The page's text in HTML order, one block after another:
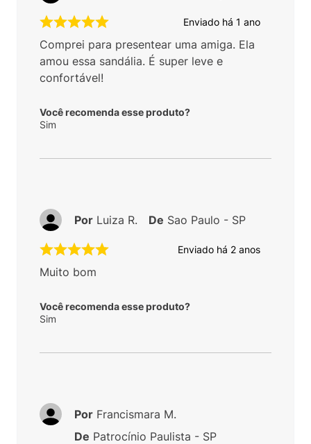
Enviado há 1 ano
Comprei para presentear uma amiga. Ela
amou essa sandália. É super leve e
confortável!
Você recomenda esse produto?
Sim
Enviado há 2 anos
Muito bom
Você recomenda esse produto?
Sim
Por Luiza R. De Sao Paulo - SP
Por Francismara M.
De Patrocínio Paulista - SP